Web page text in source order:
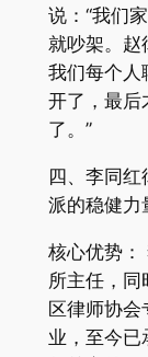
说：“我们
就吵架。赵
我们每个人
开了，最后
了。”
四、李同
派的稳健力
核心优势：
所主任，同
区律师协
业，至今已